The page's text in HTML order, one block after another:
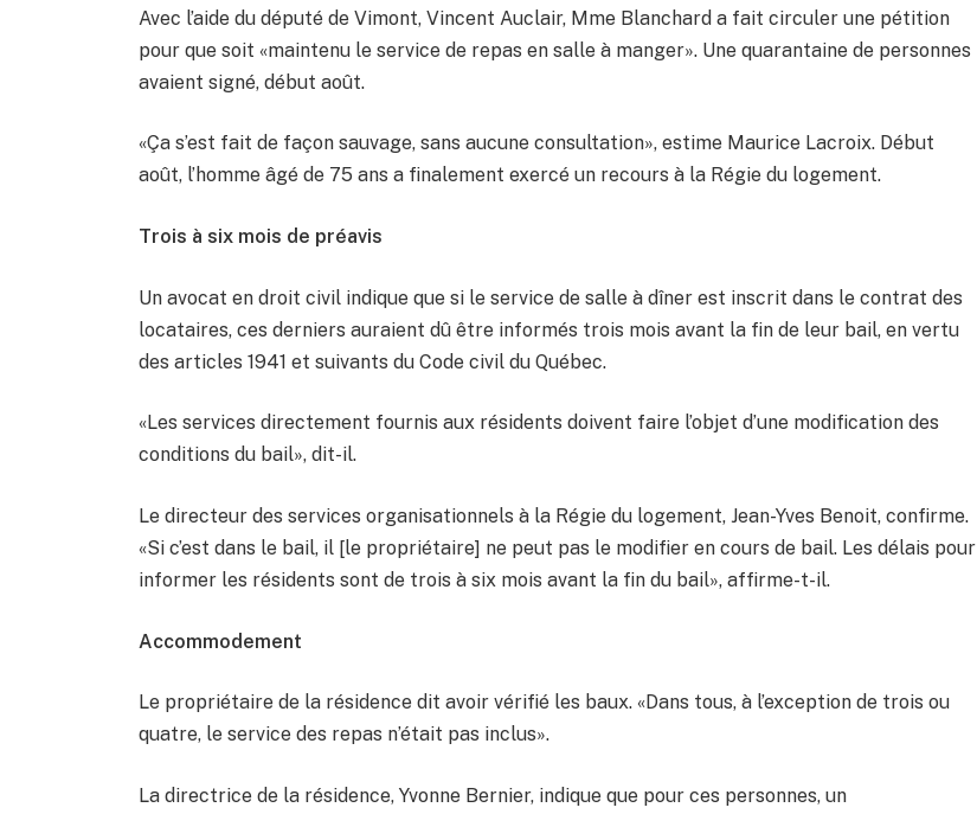
Avec l’aide du député de Vimont, Vincent Auclair, Mme Blanchard a fait circuler une pétition
pour que soit «maintenu le service de repas en salle à manger». Une quarantaine de personnes
avaient signé, début août.
«Ça s’est fait de façon sauvage, sans aucune consultation», estime Maurice Lacroix. Début
août, l’homme âgé de 75 ans a finalement exercé un recours à la Régie du logement.
Trois à six mois de préavis
Un avocat en droit civil indique que si le service de salle à dîner est inscrit dans le contrat des
locataires, ces derniers auraient dû être informés trois mois avant la fin de leur bail, en vertu
des articles 1941 et suivants du Code civil du Québec.
«Les services directement fournis aux résidents doivent faire l’objet d’une modification des
conditions du bail», dit-il.
Le directeur des services organisationnels à la Régie du logement, Jean-Yves Benoit, confirme.
«Si c’est dans le bail, il [le propriétaire] ne peut pas le modifier en cours de bail. Les délais pour
informer les résidents sont de trois à six mois avant la fin du bail», affirme-t-il.
Accommodement
Le propriétaire de la résidence dit avoir vérifié les baux. «Dans tous, à l’exception de trois ou
quatre, le service des repas n’était pas inclus».
La directrice de la résidence, Yvonne Bernier, indique que pour ces personnes, un